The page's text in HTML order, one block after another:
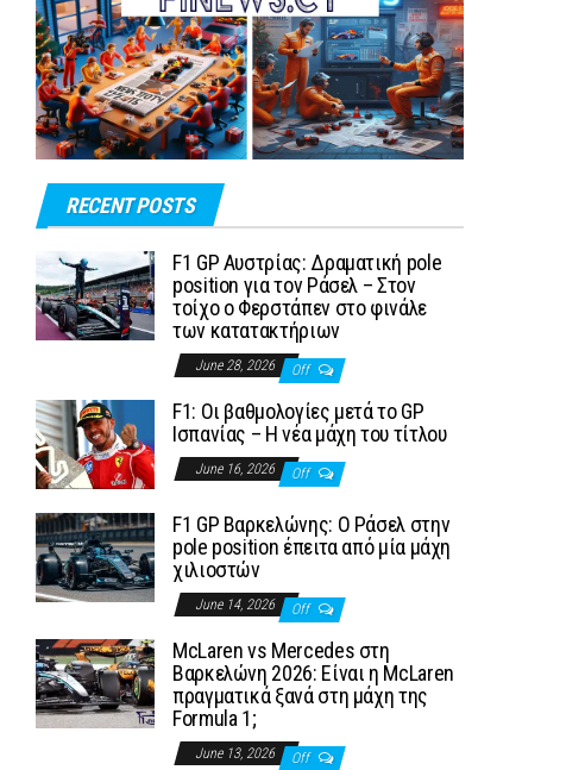
RECENT POSTS
F1 GP Αυστρίας: Δραματική pole
position για τον Ράσελ – Στον
τοίχο ο Φερστάπεν στο φινάλε
των κατατακτήριων
June 28, 2026 Off
F1: Οι βαθμολογίες μετά το GP
Ισπανίας – Η νέα μάχη του τίτλου
June 16, 2026 Off
F1 GP Βαρκελώνης: Ο Ράσελ στην
pole position έπειτα από μία μάχη
χιλιοστών
June 14, 2026 Off
McLaren vs Mercedes στη
Βαρκελώνη 2026: Είναι η McLaren
πραγματικά ξανά στη μάχη της
Formula 1;
June 13, 2026 Off